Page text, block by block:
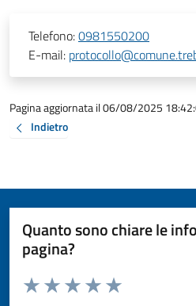
Telefono:0981550200
E-mail:
Pagina aggiornata il 06/08/2025
Indietro
Quanto sono chiare le
pagina?
Valuta da 1 a 5 stelle la pagina